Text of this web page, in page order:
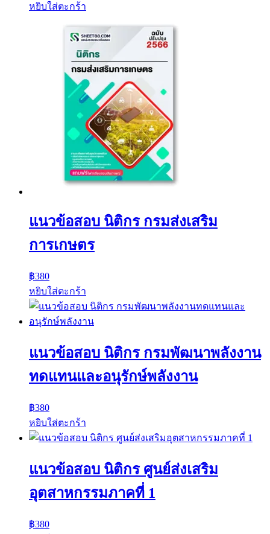
หยิบใส่ตะกร้า
แนวข้อสอบ นิติกร กรมส่งเสริม
การเกษตร
฿380
หยิบใส่ตะกร้า
แนวข้อสอบ นิติกร กรมพัฒนาพลังงาน
ทดแทนและอนุรักษ์พลังงาน
฿380
หยิบใส่ตะกร้า
แนวข้อสอบ นิติกร ศูนย์ส่งเสริม
อุตสาหกรรมภาคที่ 1
฿380